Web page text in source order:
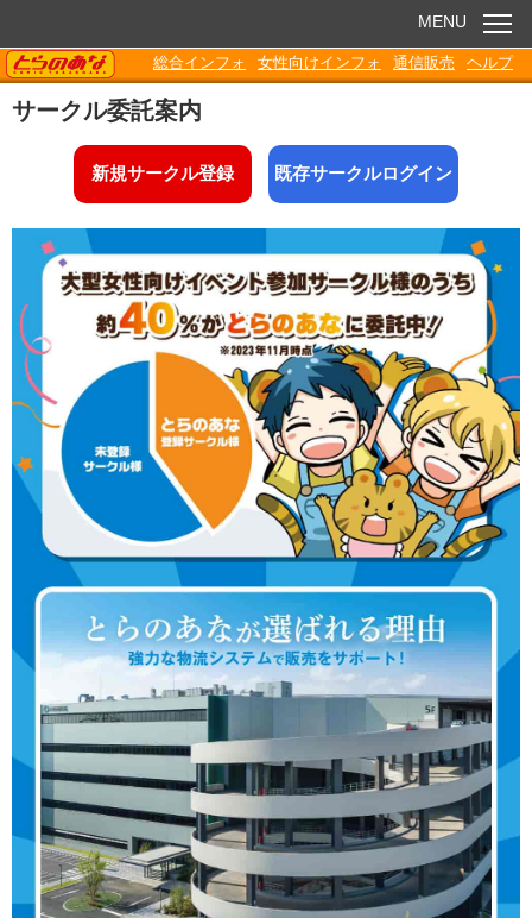
お知らせ
電子書籍
Q&A
各種ダウンロード
MENU
TORANOANA
総合インフォ 女性向けインフォ 通信販売 ヘルプ
サークル委託案内
新規サークル登録 既存サークルログイン